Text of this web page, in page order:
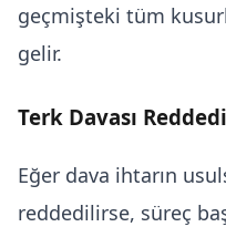
geçmişteki tüm
gelir.
Terk Davası
Eğer dava ihtarın
reddedilirse, süreç